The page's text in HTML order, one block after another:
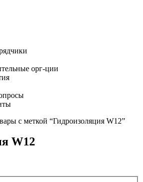
орг-ции
с меткой “Гидроизоляция W12”
W12